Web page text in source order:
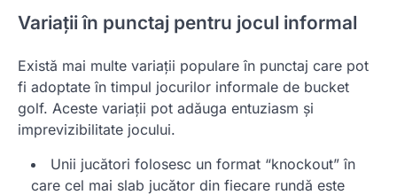
Variații în punctaj pentru jocul informal
Există mai multe variații populare în punctaj care pot
fi adoptate în timpul jocurilor informale de bucket
golf. Aceste variații pot adăuga entuziasm și
imprevizibilitate jocului.
Unii jucători folosesc un format “knockout” în
care cel mai slab jucător din fiecare rundă este